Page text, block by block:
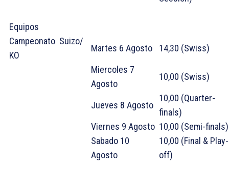
Equipos
Campeonato Suizo/
KO
Martes 6 Agosto
14,30 (Swiss)
Miercoles 7
Agosto
10,00 (Swiss)
Jueves 8 Agosto
10,00 (Quarter-
finals)
Viernes 9 Agosto 10,00 (Semi-
Sabado 10
Agosto
10,00 (Final & Play-
off)